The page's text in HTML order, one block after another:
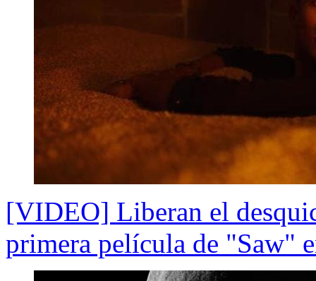
[VIDEO] Liberan el
primera película de "Saw"